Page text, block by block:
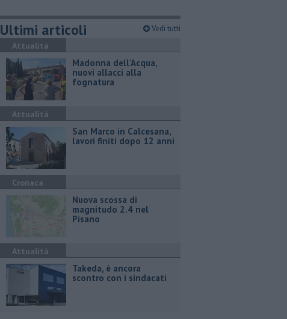
Ultimi articoli Vedi tutti
Attualità
Madonna dell'Acqua,
nuovi allacci alla
fognatura
Attualità
San Marco in Calcesana,
lavori finiti dopo 12 anni
Cronaca
Nuova scossa di
magnitudo 2.4 nel
Pisano
Attualità
Takeda, è ancora
scontro con i sindacati